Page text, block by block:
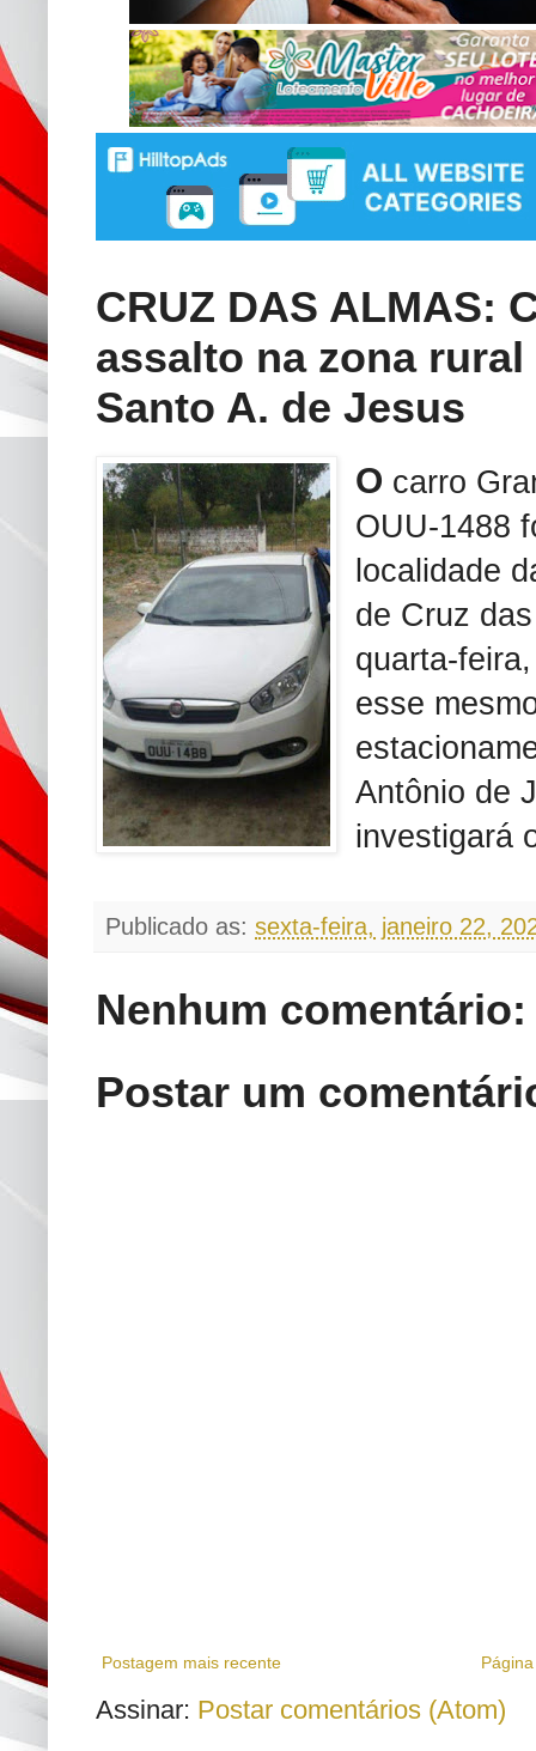
CRUZ DAS ALMAS:
assalto na zona
Santo A. de Jesus
O carro
OUU-1488
localidade
de Cruz
quarta-
esse
Antônio de
investigará
Publicado as: sexta-feira, janeiro 22,
Nenhum comentário:
Postar um
Postagem mais recente
Assinar: Postar comentários (Atom)